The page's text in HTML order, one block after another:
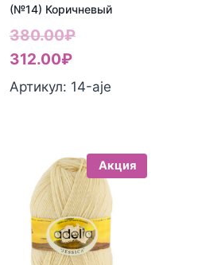
(№14) Коричневый
380.00₽Первоначальная
составляла
312.00₽Текущая
цена:
Артикул: 14-aje
Акция